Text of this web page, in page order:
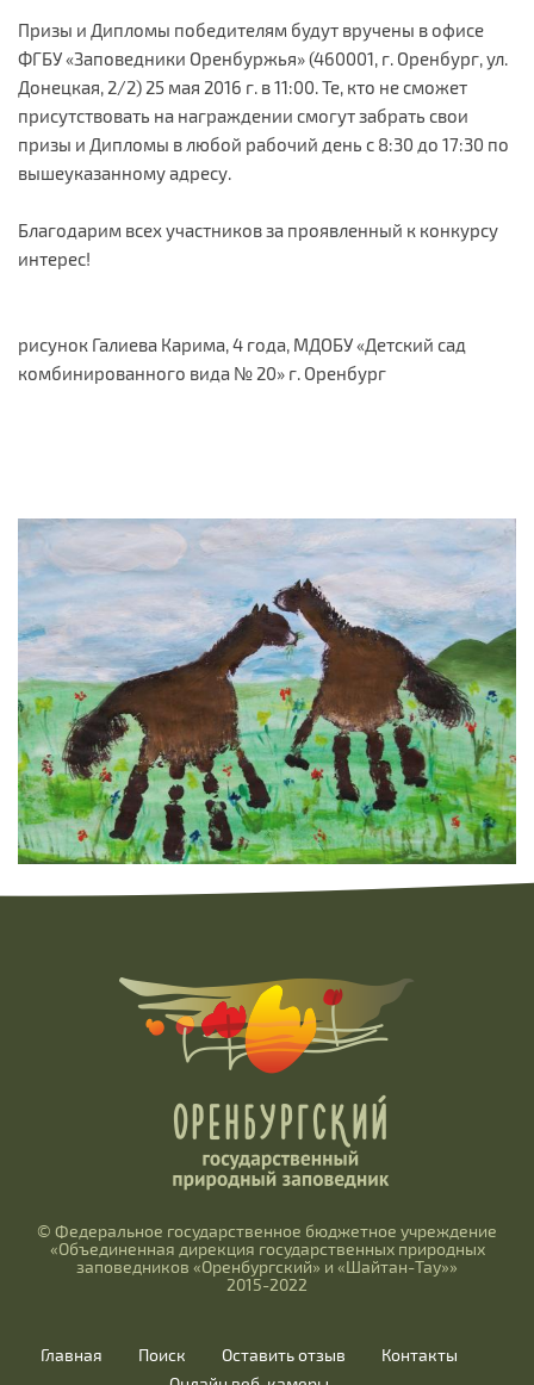
Призы и Дипломы победителям будут вручены в офисе
ФГБУ «Заповедники Оренбуржья» (460001, г. Оренбург, ул.
Донецкая, 2/2) 25 мая 2016 г. в 11:00. Те, кто не сможет
присутствовать на награждении смогут забрать свои
призы и Дипломы в любой рабочий день с 8:30 до 17:30 по
вышеуказанному адресу.
Благодарим всех участников за проявленный к конкурсу
интерес!
рисунок Галиева Карима, 4 года, МДОБУ «Детский сад
комбинированного вида № 20» г. Оренбург
© Федеральное государственное бюджетное учреждение
«Объединенная дирекция государственных природных
заповедников «Оренбургский» и «Шайтан-Тау»»
2015-2022
Главная Поиск Оставить отзыв
Контакты